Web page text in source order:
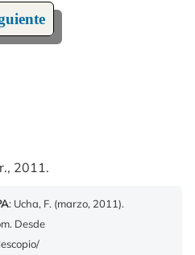
2011.
: Ucha, F. (marzo, 2011).
Desde